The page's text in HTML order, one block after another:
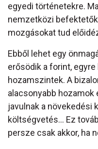
egyedi történetekre.
nemzetközi
mozgásokat tud
Ebből lehet egy
erősödik a forint,
hozamszintek. A
alacsonyabb hozamok
javulnak a növekedési
költségvetés... Ez
persze csak akkor, ha